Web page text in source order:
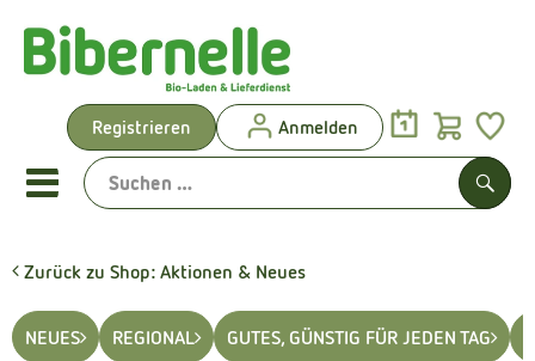
Registrieren Anmelden
Mobiles Menu öffnen oder
Vorgeplante Ökokisten
Shop: Aktionen & Neues
Zurück zu Shop: Aktionen & Neues
NEUES REGIONAL GUTES, GÜNSTIG FÜR JEDEN TAG